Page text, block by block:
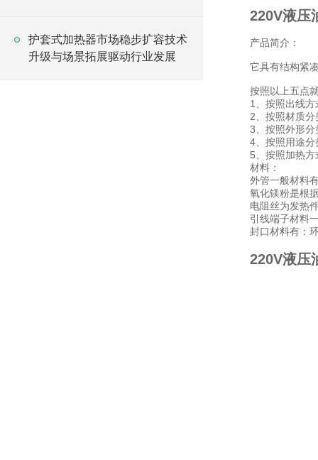
护套式加热器市场稳步扩容技术
升级与场景拓展驱动行业发展
220V液压
产品简介：
它具有结构紧
按照以上五点
1、按照出线
2、按照材质
3、按照外形
4、按照用途
5、按照加热
材料：
外管一般材料
氧化镁粉是根
电阻丝为发热
引线端子材料
封口材料有：
220V液压